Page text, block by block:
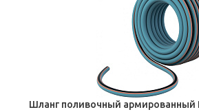
Шланг поливочный армированный